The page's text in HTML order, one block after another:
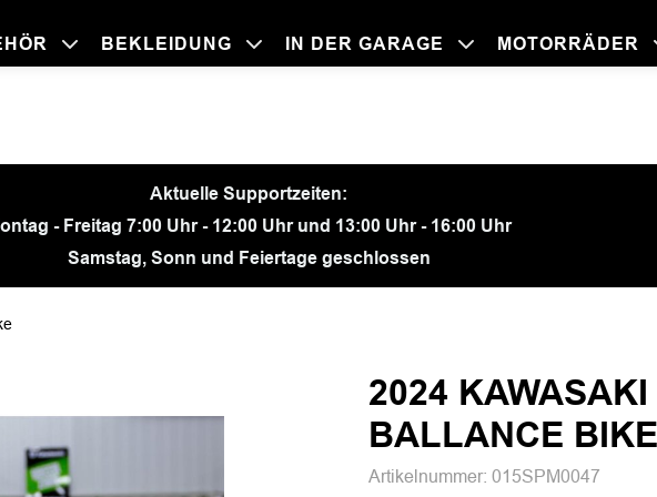
BEKLEIDUNG IN DER GARAGE MOTORRÄDER
Aktuelle Supportzeiten:
- Freitag 7:00 Uhr - 12:00 Uhr und 13:00 Uhr - 16:00 Uhr
Samstag, Sonn und Feiertage geschlossen
2024
BALLANCE BIKE
Artikelnummer: 015SPM0047